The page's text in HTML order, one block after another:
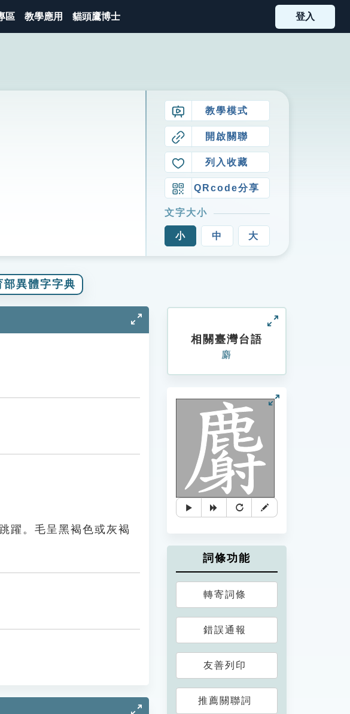
區 教學應用 貓頭鷹博士 登入
教學模式
開啟關聯
列入收藏
QRcode分享
文字大小
小 中 大
部異體字字典
躍。毛呈黑褐色或灰褐
相關臺灣台語
麝
詞條功能
轉寄詞條
錯誤通報
友善列印
推薦關聯詞